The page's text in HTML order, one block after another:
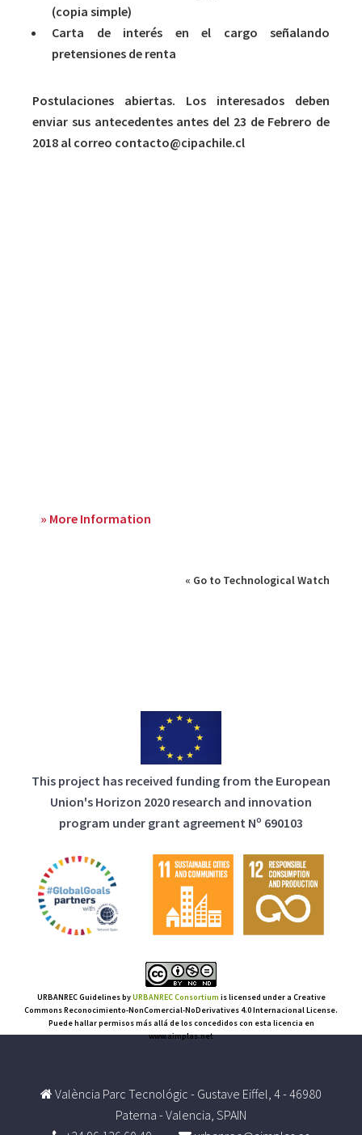
(copia simple)
Carta de interés en el cargo señalando
pretensiones de renta
Postulaciones abiertas. Los interesados deben
enviar sus antecedentes antes del 23 de Febrero de
2018 al correo contacto@cipachile.cl
» More Information
« Go to Technological Watch
This project has received funding from the European
Union's Horizon 2020 research and innovation
program under grant agreement Nº 690103
URBANREC GuidelinesbyURBANREC Consortium is licensed under a Creative
Commons Reconocimiento-NonComercial-NoDerivatives 4.0 Internacional License.
Puede hallar permisos más allá de los concedidos con esta licencia en
www.aimplas.net
València Parc Tecnológic - Gustave Eiffel, 4 - 46980
Paterna - Valencia, SPAIN